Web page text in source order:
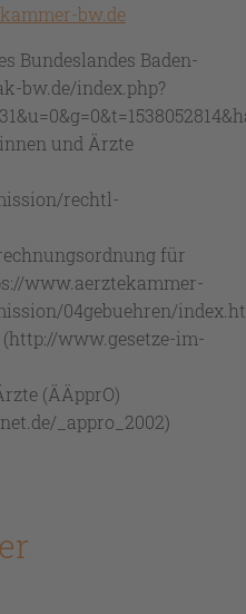
bw.de
Bundeslandes Baden-
bw.de/index.php?
und Ärzte
rechtl-
für
www.aerztekammer-
04gebuehren/
(http://www.gesetze-im-
(ÄÄpprO)
_appro_2002)